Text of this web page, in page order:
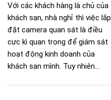
Với các khách hàng là chủ của
khách sạn, nhà nghỉ thì việc lắp
đặt camera quan sát là điều
cực kì quan trọng để giám sát
hoạt động kinh doanh của
khách sạn mình. Tuy nhiên...